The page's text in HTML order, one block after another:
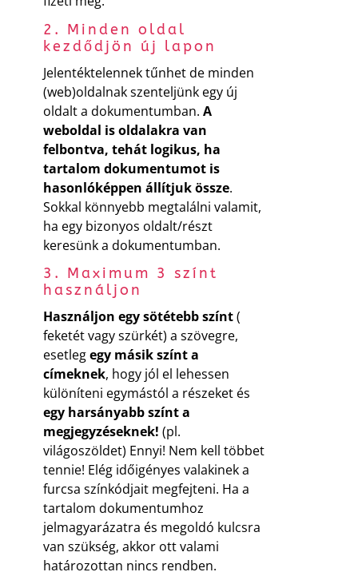
2. Minden oldal
kezdődjön új lapon
Jelentéktelennek tűnhet de minden
(web)oldalnak szenteljünk egy új
oldalt a dokumentumban. A
weboldal is oldalakra van
felbontva, tehát logikus, ha
tartalom dokumentumot is
hasonlóképpen állítjuk össze.
Sokkal könnyebb megtalálni valamit,
ha egy bizonyos oldalt/részt
keresünk a dokumentumban.
3. Maximum 3 színt
használjon
Használjon egy sötétebb színt(
feketét vagy szürkét) a szövegre,
esetlegegy másik színt a
címeknek, hogy jól el lehessen
különíteni egymástól a részeket és
egy harsányabb színt a
megjegyzéseknek! (pl.
világoszöldet) Ennyi! Nem kell többet
tennie! Elég időigényes valakinek a
furcsa színkódjait megfejteni. Ha a
tartalom dokumentumhoz
jelmagyarázatra és megoldó kulcsra
van szükség, akkor ott valami
határozottan nincs rendben.